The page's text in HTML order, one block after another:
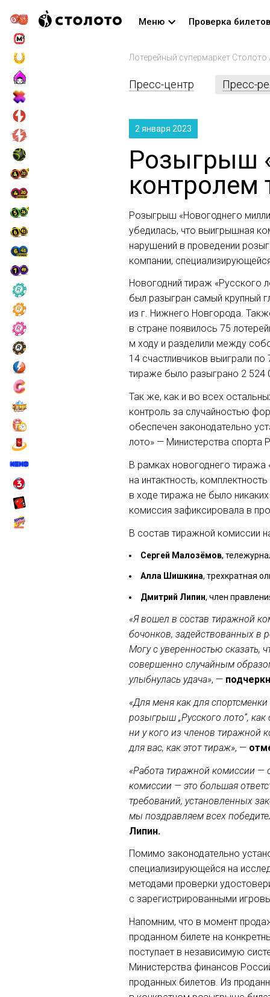
Меню Проверка билетов
Лотерейный супермаркет Столото
Пресс-центр Пресс-
2 января 2023
Розыгрыш
контролем
Розыгрыш «Новогоднего
убедилась, что выигрышная
нарушений в проведении
компании,
Новогодний тираж «Русского
был разыгран самый крупный
из г. Нижнего Новгорода.
в стране появилось 75
м ходу и разделили между
14 счастливчиков выиграли
тираже было разыграно 2 524
Так же, как и во всех
контроль за случайностью
обеспечен законодательно
лото» — Министерства
В рамках новогоднего
на интактность,
в ходе тиража не было
комиссия зафиксировала в
В состав тиражной комиссии
Сергей Малозёмов,
Алла Шишкина, трехкратная
Дмитрий Липин, член
«Я вошел в состав тиражной
бочонков, задействованных в
Могу с уверенностью
совершенно случайным
улыбнулась удача», —
«Для меня как для
розыгрыш „Русского лото“,
ни у кого из членов тиражной
для вас, как этот тираж», —
«Работа тиражной комиссии —
комиссии — это большая
требований, установленных
мы поздравляем всех
Липин.
Помимо законодательно
специализирующейся на
методами проверки
с зарегистрированными
Напомним, что в момент
проданном билете на
поступает в независимую
Министерства финансов
проданных билетов. Из